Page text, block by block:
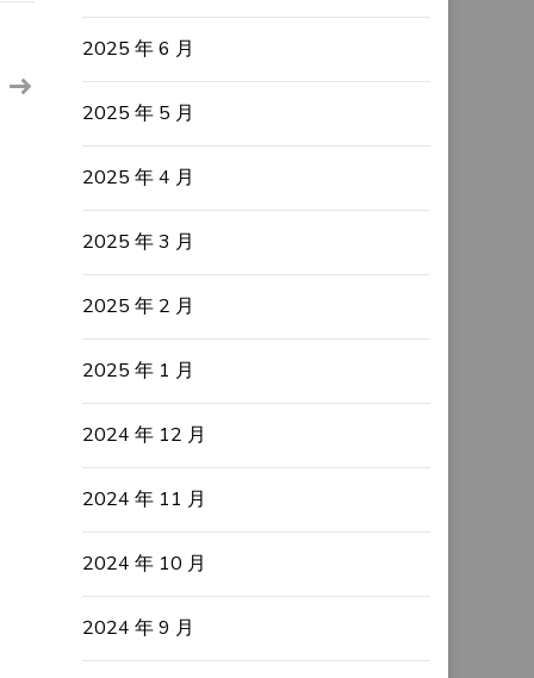
2025 年 6 月
2025 年 5 月
2025 年 4 月
2025 年 3 月
2025 年 2 月
2025 年 1 月
2024 年 12 月
2024 年 11 月
2024 年 10 月
2024 年 9 月